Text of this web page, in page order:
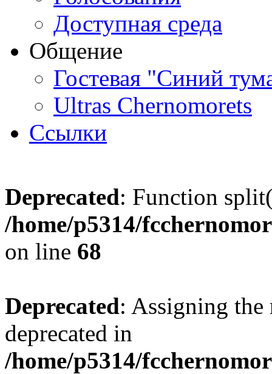
Доступная среда
Общение
Гостевая "Синий
Ultras Chernomorets
Ссылки
Deprecated: Function
/home/p5314/
on line 68
Deprecated: Assigning the
deprecated in
/home/p5314/